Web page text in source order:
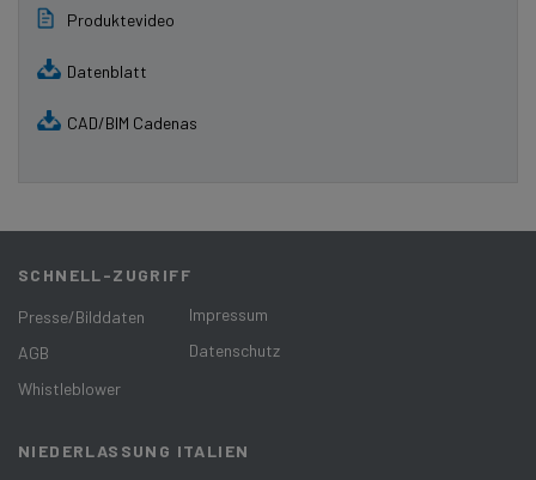
Produktevideo
Datenblatt
CAD/BIM Cadenas
SCHNELL-ZUGRIFF
Presse/Bilddaten
AGB
Whistleblower
Impressum
Datenschutz
NIEDERLASSUNG ITALIEN